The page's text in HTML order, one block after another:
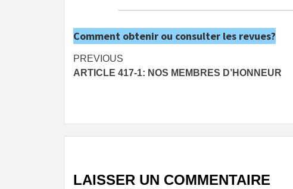
Comment obtenir ou consulter les revues?
Post
navigation
PREVIOUS
ARTICLE 417-1: NOS MEMBRES D’HONNEUR
LAISSER UN COMMENTAIRE